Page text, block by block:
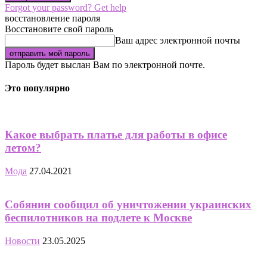
Forgot your password? Get help
восстановление пароля
Восстановите свой пароль
Ваш адрес электронной почты
Пароль будет выслан Вам по электронной почте.
Это популярно
Какое выбрать платье для работы в офисе
летом?
Мода 27.04.2021
Собянин сообщил об уничтожении украинских
беспилотников на подлете к Москве
Новости 23.05.2025